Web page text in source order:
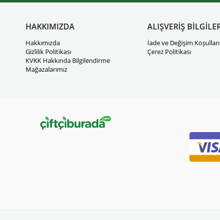
HAKKIMIZDA
Hakkımızda
Gizlilik Politikası
KVKK Hakkında Bilgilendirme
Mağazalarımız
ALIŞVERİŞ
İade ve Değişim Koşulları
Çerez Politikası